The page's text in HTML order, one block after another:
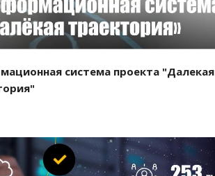
система проекта "Далекая